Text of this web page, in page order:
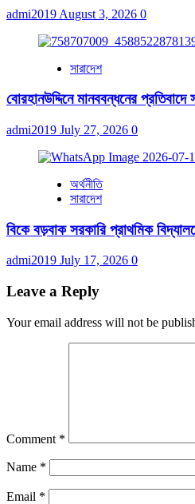
admi2019 August 3, 2026 0
সারাদেশ
বোরহানউদ্দিনে মানববন্ধনের
admi2019 July 27, 2026 0
অর্থনীতি
সারাদেশ
বিকে বড়বাক সরকারি প্রাথমিক
admi2019 July 17, 2026 0
Leave a Reply
Your email address will not be
Comment *
Name *
Email *